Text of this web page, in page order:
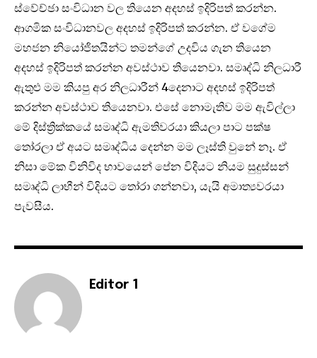
ස්වේච්ඡා සංවිධාන වල තියෙන අදහස් ඉදිරිපත් කරන්න.
ආගමික සංවිධානවල අදහස් ඉදිරිපත් කරන්න. ඒ වගේම
මහජන නියෝජිතයින්ට තමන්ගේ උදවිය ගැන තියෙන
අදහස් ඉදිරිපත් කරන්න අවස්ථාව තියෙනවා. සමෘද්ධි නිලධාරී
ඇතුළු මම කියපු අර නිලධාරීන් 4දෙනාට අදහස් ඉදිරිපත්
කරන්න අවස්ථාව තියෙනවා. එසේ නොමැතිව මම ඇවිල්ලා
මේ දිස්ත්‍රික්කයේ සමෘද්ධි ඇමතිවරයා කියලා පාට පක්ෂ
තෝරලා ඒ අයට සමෘද්ධිය දෙන්න මම ලෑස්ති වුනේ නෑ. ඒ
නිසා මේක විනිවිද භාවයෙන් පේන විදියට නියම සුදුස්සන්
සමෘද්ධි ලාභීන් විදියට තෝරා ගන්නවා, යැයි අමාත්‍යවරයා
පැවසීය.
Editor 1